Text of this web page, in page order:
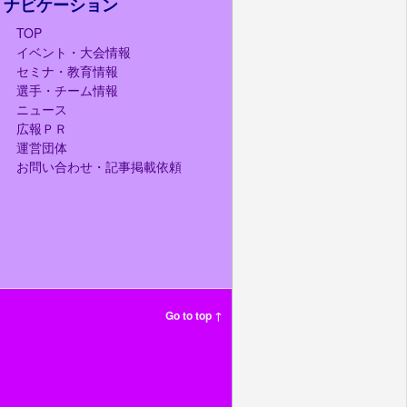
ナビケーション
TOP
イベント・大会情報
セミナ・教育情報
選手・チーム情報
ニュース
広報ＰＲ
運営団体
お問い合わせ・記事掲載依頼
Go to top ↑